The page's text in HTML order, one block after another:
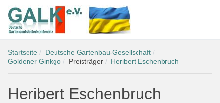
Startseite
Deutsche Gartenbau-Gesellschaft
Goldener Ginkgo
Preisträger Heribert Eschenbruch
Heribert Eschenbruch